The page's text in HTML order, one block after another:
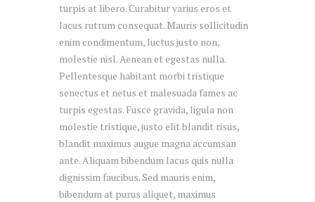
turpis at libero. Curabitur varius eros et
lacus rutrum consequat. Mauris sollicitudin
enim condimentum, luctus justo non,
molestie nisl. Aenean et egestas nulla.
Pellentesque habitant morbi tristique
senectus et netus et malesuada fames ac
turpis egestas. Fusce gravida, ligula non
molestie tristique, justo elit blandit risus,
blandit maximus augue magna accumsan
ante. Aliquam bibendum lacus quis nulla
dignissim faucibus. Sed mauris enim,
bibendum at purus aliquet, maximus